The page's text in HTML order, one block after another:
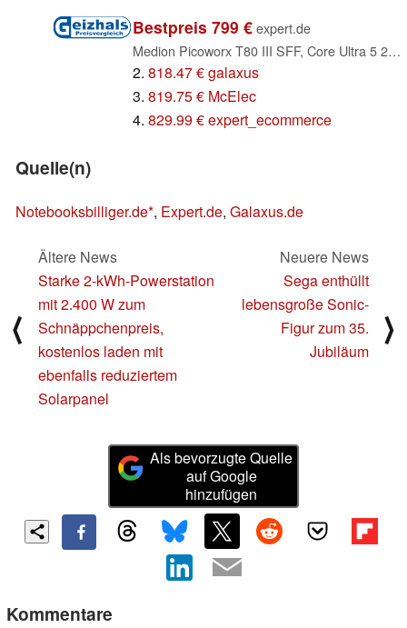
Bestpreis 799 € expert.de
Medion Picoworx T80 III SFF, Core Ultra 5 228V, 32GB RAM, 1TB SSD (MD340012 / 1002 5970)
2. 818.47 € galaxus
3. 819.75 € McElec
4. 829.99 € expert_ecommerce
Quelle(n)
Notebooksbilliger.de , Expert.de, Galaxus.de
⟨
Ältere News
Starke 2-kWh-Powerstation
mit 2.400 W zum
Schnäppchenpreis,
kostenlos laden mit
ebenfalls reduziertem
Solarpanel
Neuere News
Sega enthüllt
lebensgroße Sonic-
Figur zum 35.
Jubiläum
⟩
Als bevorzugte Quelle
auf Google
hinzufügen
Kommentare